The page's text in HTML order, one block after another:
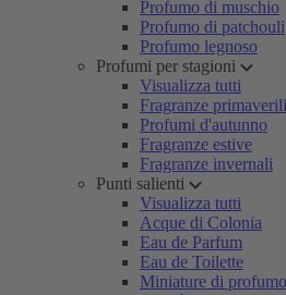
Profumo di muschio
Profumo di patchouli
Profumo legnoso
Profumi per stagioni
Visualizza tutti
Fragranze primaverili
Profumi d'autunno
Fragranze estive
Fragranze invernali
Punti salienti
Visualizza tutti
Acque di Colonia
Eau de Parfum
Eau de Toilette
Miniature di profumo